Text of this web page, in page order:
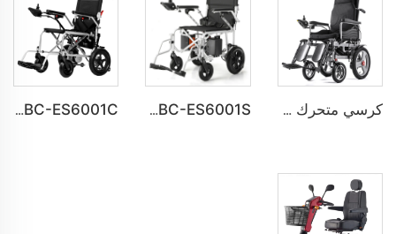
كرسي متحرك كهربائي قابل للطي ينحني على جميع التضاريس BC-ES6003A-LW BC-ES6001S تخصيص كرسي متحرك كهربائي عصري ذكي حديث BC-ES6001C سعر رخيص كرسي متحرك كهربائي قابل للطي وسهل الحمل